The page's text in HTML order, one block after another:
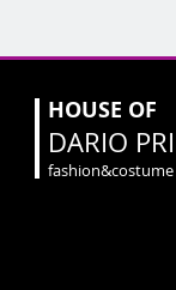
HOUSE OF
DARIO